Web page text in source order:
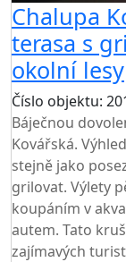
Chalupa
terasa s
okolní lesy
Číslo objektu:
Báječnou
Kovářská.
stejně jako
grilovat. Výlety
koupáním v
autem. Tato
zajímavých